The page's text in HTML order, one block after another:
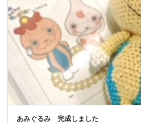
あみぐるみ 完成しました